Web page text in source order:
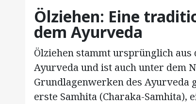
Ölziehen: Eine
dem Ayurveda
Ölziehen stammt ursprünglich
Ayurveda und ist auch unter dem
Grundlagenwerken des Ayurveda
erste Samhita (Charaka-